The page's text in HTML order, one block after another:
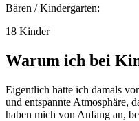
Bären / Kindergarten:
18 Kinder
Warum ich bei
Eigentlich hatte ich damals
und entspannte Atmosphäre,
haben mich von Anfang an,